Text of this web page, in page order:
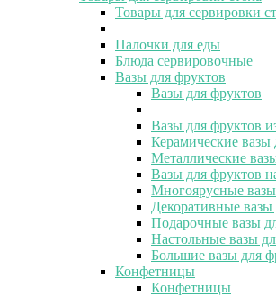
Товары для сервировки
Палочки для еды
Блюда сервировочные
Вазы для фруктов
Вазы для фруктов
Вазы для фруктов
Керамические вазы
Металлические
Вазы для фруктов
Многоярусные
Декоративные вазы
Подарочные вазы
Настольные вазы
Большие вазы для
Конфетницы
Конфетницы